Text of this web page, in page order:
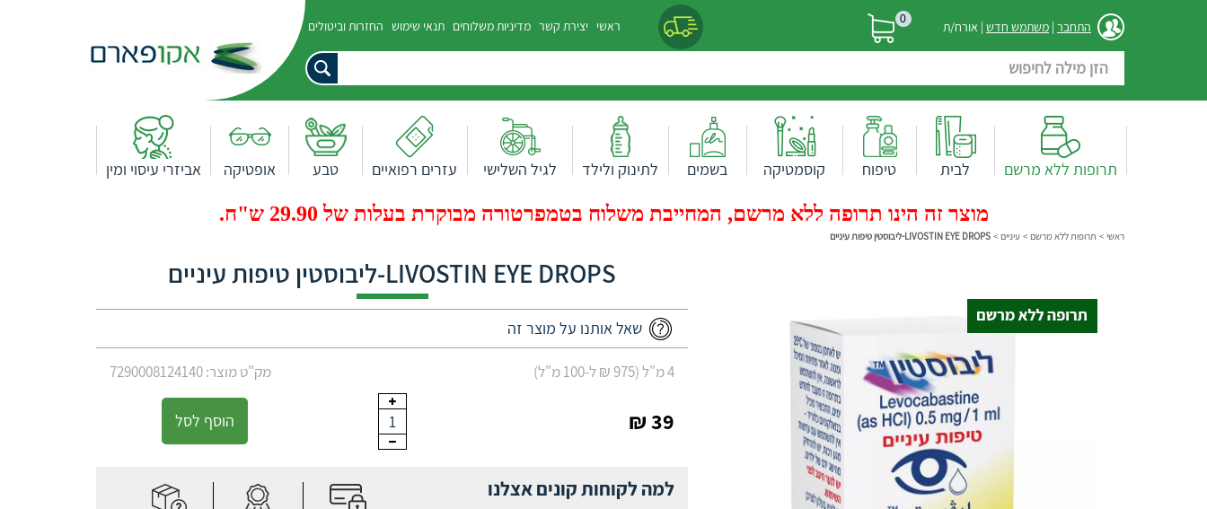
התחבר | משתמש חדש | אורח/ת 0 ראשי יצירת קשר מדיניות משלוחים תנאי שימוש החזרות וביטולים
תרופות ללא מרשם לבית טיפוח קוסמטיקה בשמים לתינוק ולילד לגיל השלישי עזרים רפואיים טבע אופטיקה אביזרי עיסוי ומין
מוצר זה הינו תרופה ללא מרשם, המחייבת משלוח בטמפרטורה מבוקרת בעלות של 29.90 ש"ח.
ראשי > תרופות ללא מרשם > עיניים > LIVOSTIN EYE DROPS-ליבוסטין טיפות עיניים
LIVOSTIN EYE DROPS-ליבוסטין טיפות עיניים
שאל אותנו על מוצר זה
4 מ"ל (975 ₪ ל-100 מ"ל) מק"ט מוצר: 7290008124140
39 ₪
1 הוסף לסל
למה לקוחות קונים אצלנו